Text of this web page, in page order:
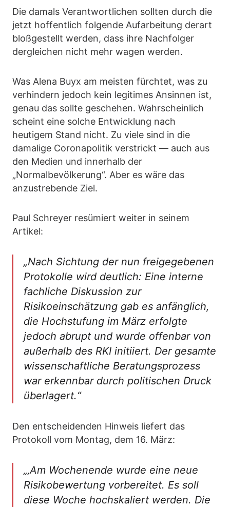
Die damals Verantwortlichen sollten durch die
jetzt hoffentlich folgende Aufarbeitung derart
bloßgestellt werden, dass ihre Nachfolger
dergleichen nicht mehr wagen werden.
Was Alena Buyx am meisten fürchtet, was zu
verhindern jedoch kein legitimes Ansinnen ist,
genau das sollte geschehen. Wahrscheinlich
scheint eine solche Entwicklung nach
heutigem Stand nicht. Zu viele sind in die
damalige Coronapolitik verstrickt — auch aus
den Medien und innerhalb der
„Normalbevölkerung“. Aber es wäre das
anzustrebende Ziel.
Paul Schreyer resümiert weiter in seinem
Artikel:
„Nach Sichtung der nun freigegebenen
Protokolle wird deutlich: Eine interne
fachliche Diskussion zur
Risikoeinschätzung gab es anfänglich,
die Hochstufung im März erfolgte
jedoch abrupt und wurde offenbar von
außerhalb des RKI initiiert. Der gesamte
wissenschaftliche Beratungsprozess
war erkennbar durch politischen Druck
überlagert.“
Den entscheidenden Hinweis liefert das
Protokoll vom Montag, dem 16. März:
„‚Am Wochenende wurde eine neue
Risikobewertung vorbereitet. Es soll
diese Woche hochskaliert werden. Die